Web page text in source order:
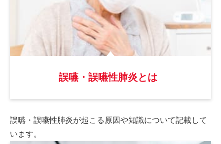
誤嚥・誤嚥性肺炎とは
誤嚥・誤嚥性肺炎が起こる原因や知識について記載して
います。